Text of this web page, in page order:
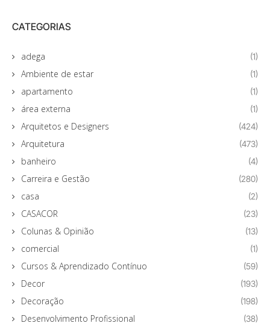
CATEGORIAS
adega (1)
Ambiente de estar (1)
apartamento (1)
área externa (1)
Arquitetos e Designers (424)
Arquitetura (473)
banheiro (4)
Carreira e Gestão (280)
casa (2)
CASACOR (23)
Colunas & Opinião (13)
comercial (1)
Cursos & Aprendizado Contínuo (59)
Decor (193)
Decoração (198)
Desenvolvimento Profissional (38)